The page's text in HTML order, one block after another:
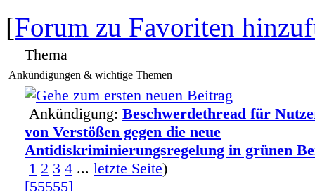
[Forum zu Favoriten
Thema
Ankündigungen & wichtige Themen
Ankündigung: Beschwerdethread für
von Verstößen gegen die neue
Antidiskriminierungsregelung in grünen
1 2 3 4 ... letzte Seite)
[55555]